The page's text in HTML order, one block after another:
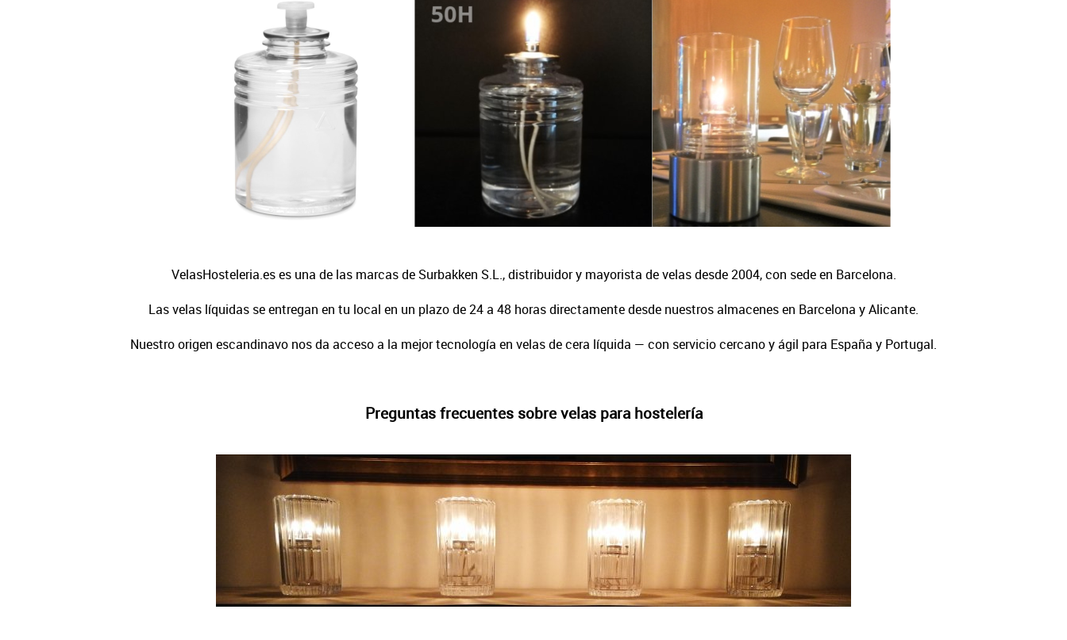
VelasHosteleria.es es una de las marcas de Surbakken S.L., distribuidor y mayorista de velas desde 2004, con sede en Barcelona.
Las velas líquidas se entregan en tu local en un plazo de 24 a 48 horas directamente desde nuestros almacenes en Barcelona y Alicante.
Nuestro origen escandinavo nos da acceso a la mejor tecnología en velas de cera líquida — con servicio cercano y ágil para España y Portugal.
Preguntas frecuentes sobre velas para hostelería